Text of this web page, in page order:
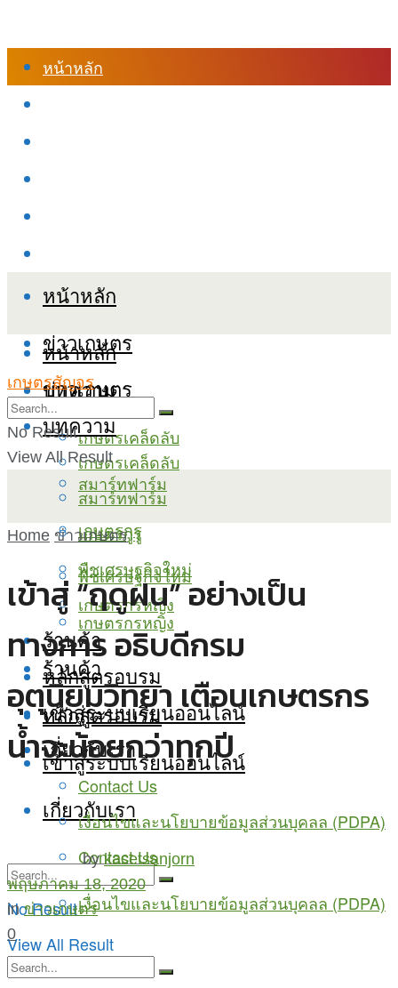
หน้าหลัก
หน้าหลัก
ข่าวเกษตร
บทความ
เกษตรเคล็ดลับ
สมาร์ทฟาร์ม
เกษตรกูรู
พืชเศรษฐกิจใหม่
เกษตรกรหญิง
ร้านค้า
หลักสูตรอบรม
เข้าสู่ระบบเรียนออนไลน์
เกี่ยวกับเรา
Contact Us
เงื่อนไขและนโยบายข้อมูลส่วนบุคลล (PDPA)
หน้าหลัก
ข่าวเกษตร
บทความ
เกษตรเคล็ดลับ
สมาร์ทฟาร์ม
เกษตรกูรู
พืชเศรษฐกิจใหม่
เกษตรกรหญิง
ร้านค้า
หลักสูตรอบรม
เข้าสู่ระบบเรียนออนไลน์
เกี่ยวกับเรา
Contact Us
เงื่อนไขและนโยบายข้อมูลส่วนบุคลล (PDPA)
No Result
View All Result
เกษตรสัญจร
No Result
View All Result
Home ข่าวเกษตร
เข้าสู่ “ฤดูฝน” อย่างเป็น
ทางการ อธิบดีกรม
อุตุนิยมวิทยา เตือนเกษตรกร
น้ำจะน้อยกว่าทุกปี
by kasetsanjorn
พฤษภาคม 18, 2020
in ข่าวเกษตร
0